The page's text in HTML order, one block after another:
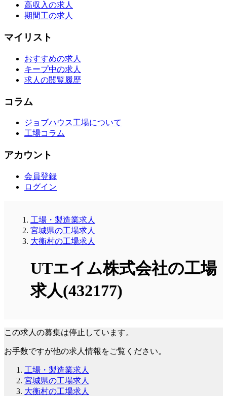
高収入の求人
期間工の求人
マイリスト
おすすめの求人
キープ中の求人
求人の閲覧履歴
コラム
ジョブハウス工場について
工場コラム
アカウント
会員登録
ログイン
工場・製造業求人
宮城県の工場求人
大衡村の工場求人
UTエイム株式会社の工場
求人(432177)
この求人の募集は停止しています。
お手数ですが他の求人情報をご覧ください。
工場・製造業求人
宮城県の工場求人
大衡村の工場求人